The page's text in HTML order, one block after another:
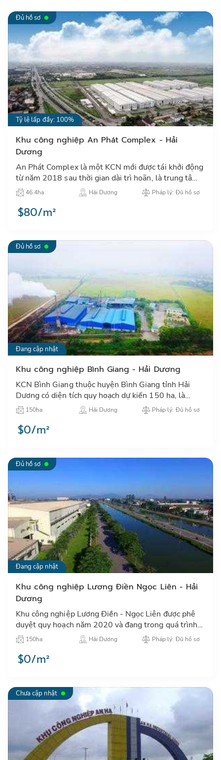
+84974615832
Đủ hồ sơ
Tỷ lệ lấp đầy: 100%
Khu công nghiệp An Phát Complex - Hải
Dương
An Phát Complex là một KCN mới được tái khởi động
từ năm 2018 sau thời gian dài trì hoãn, là trung tâm
thu hút đầu tư công nghiệp tại khu vực thành phố Hải
Dươn…
46.4ha Hải Dương Pháp lý: Đủ hồ sơ
$80/m²
Đủ hồ sơ
Đang cập nhật
Khu công nghiệp Bình Giang - Hải Dương
KCN Bình Giang thuộc huyện Bình Giang tỉnh Hải
Dương có diện tích quy hoạch dự kiến 150 ha, là
KCN mới được quy hoạch, mục tiêu phát triển thu
hút đầu tư nước n…
150ha Hải Dương Pháp lý: Đủ hồ sơ
$0/m²
Đủ hồ sơ
Đang cập nhật
Khu công nghiệp Lương Điền Ngọc Liên - Hải
Dương
Khu công nghiệp Lương Điền - Ngọc Liên được phê
duyệt quy hoạch năm 2020 và đang trong quá trình
xin phê duyệt chủ trương đầu tư…
150ha Hải Dương Pháp lý: Đủ hồ sơ
$0/m²
Chưa cập nhật